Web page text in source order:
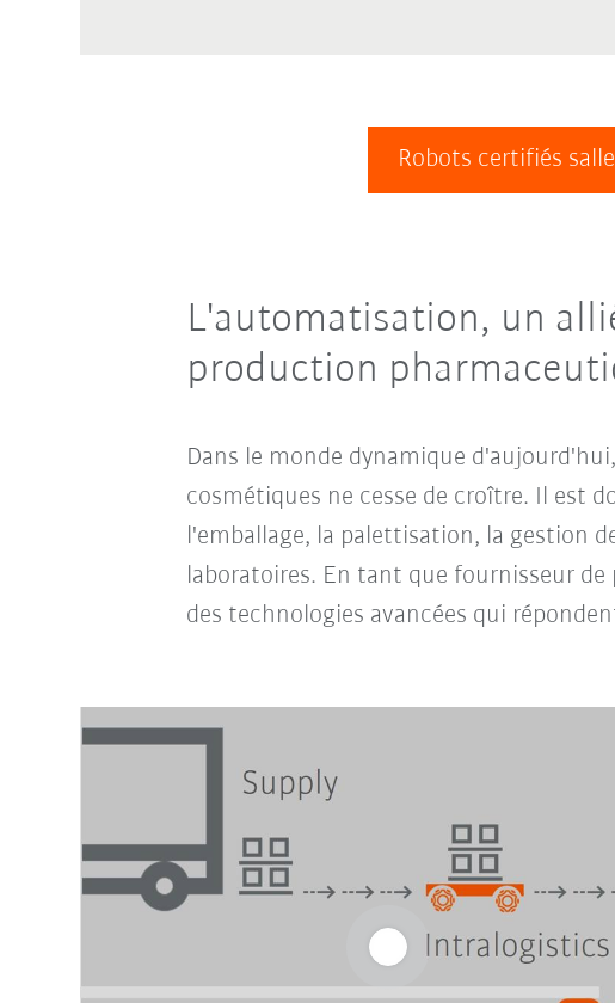
Robots certifiés
L'automatisation, un
production
Dans le monde dynamique
cosmétiques ne cesse de croître. Il est
l'emballage, la palettisation, la gestion
laboratoires. En tant que fournisseur
des technologies avancées qui